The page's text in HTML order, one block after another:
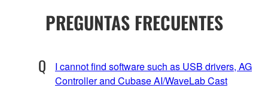
PREGUNTAS FRECUENTES
I cannot find software such as USB drivers, AG
Controller and Cubase AI/WaveLab Cast